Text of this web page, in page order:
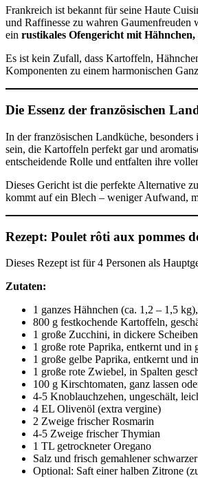
Frankreich ist bekannt für seine Haute
und Raffinesse zu wahren
ein rustikales Ofengericht mit
Es ist kein Zufall, dass Kartoffeln,
Komponenten zu einem harmonischen
Die Essenz der französischen
In der französischen Landküche,
sein, die Kartoffeln perfekt gar und
entscheidende Rolle und entfalten ihre
Dieses Gericht ist die perfekte Alternative
kommt auf ein Blech – weniger Aufwand,
Rezept: Poulet rôti aux pommes
Dieses Rezept ist für 4 Personen als
Zutaten:
1 ganzes Hähnchen (ca. 1,2 – 1,5
800 g festkochende Kartoffeln,
1 große Zucchini, in dickere
1 große rote Paprika, entkernt und in
1 große gelbe Paprika, entkernt und
1 große rote Zwiebel, in Spalten
100 g Kirschtomaten, ganz lassen
4-5 Knoblauchzehen, ungeschält,
4 EL Olivenöl (extra vergine)
2 Zweige frischer Rosmarin
4-5 Zweige frischer Thymian
1 TL getrockneter Oregano
Salz und frisch gemahlener
Optional: Saft einer halben Zitrone